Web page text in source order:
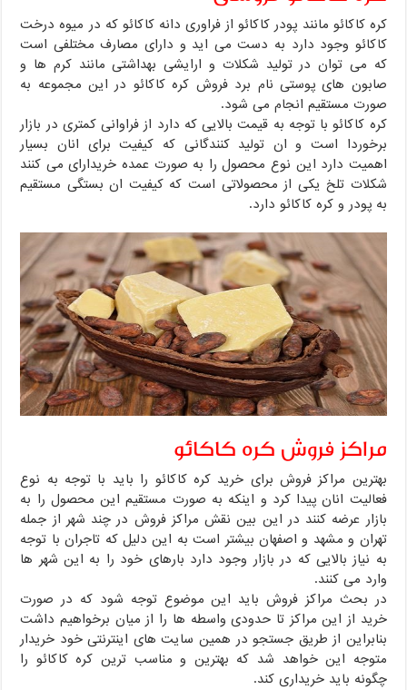
کره کاکائو مانند پودر کاکائو از فراوری دانه کاکائو که در میوه درخت
کاکائو وجود دارد به دست می اید و دارای مصارف مختلفی است
که می توان در تولید شکلات و ارایشی بهداشتی مانند کرم ها و
صابون های پوستی نام برد فروش کره کاکائو در این مجموعه به
صورت مستقیم انجام می شود.
کره کاکائو با توجه به قیمت بالایی که دارد از فراوانی کمتری در بازار
برخوردا است و ان تولید کنندگانی که کیفیت برای انان بسیار
اهمیت دارد این نوع محصول را به صورت عمده خریدارای می کنند
شکلات تلخ یکی از محصولاتی است که کیفیت ان بستگی مستقیم
به پودر و کره کاکائو دارد.
مراکز فروش کره کاکائو
بهترین مراکز فروش برای خرید کره کاکائو را باید با توجه به نوع
فعالیت انان پیدا کرد و اینکه به صورت مستقیم این محصول را به
بازار عرضه کنند در این بین نقش مراکز فروش در چند شهر از جمله
تهران و مشهد و اصفهان بیشتر است به این دلیل که تاجران با توجه
به نیاز بالایی که در بازار وجود دارد بارهای خود را به این شهر ها
وارد می کنند.
در بحث مراکز فروش باید این موضوع توجه شود که در صورت
خرید از این مراکز تا حدودی واسطه ها را از میان برخواهیم داشت
بنابراین از طریق جستجو در همین سایت های اینترنتی خود خریدار
متوجه این خواهد شد که بهترین و مناسب ترین کره کاکائو را
چگونه باید خریداری کند.